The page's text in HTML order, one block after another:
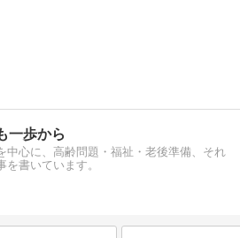
一歩から
中心に、高齢問題・福祉・老後準備、それ
を書いています。